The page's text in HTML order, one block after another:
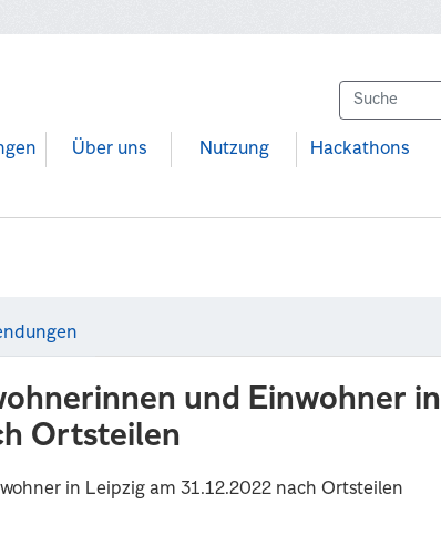
Über uns Nutzung Hackathons
und Einwohner in
Ortsteilen
in Leipzig am 31.12.2022 nach Ortsteilen